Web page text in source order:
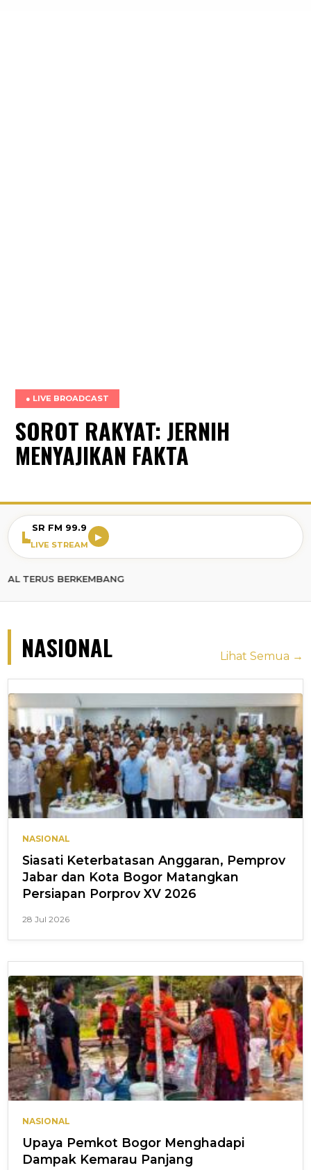
● LIVE BROADCAST
SOROT RAKYAT: JERNIH
MENYAJIKAN FAKTA
SR FM 99.9
LIVE STREAM
▶
NASIONAL Lihat Semua →
NASIONAL
Siasati Keterbatasan Anggaran, Pemprov
Jabar dan Kota Bogor Matangkan
Persiapan Porprov XV 2026
28 Jul 2026
NASIONAL
Upaya Pemkot Bogor Menghadapi
Dampak Kemarau Panjang